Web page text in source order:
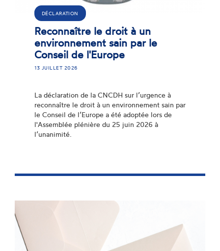
DÉCLARATION
Reconnaître le droit à un
environnement sain par le
Conseil de l'Europe
13 JUILLET 2026
La déclaration de la CNCDH sur l’urgence à
reconnaître le droit à un environnement sain par
le Conseil de l’Europe a été adoptée lors de
l'Assemblée plénière du 25 juin 2026 à
l’unanimité.